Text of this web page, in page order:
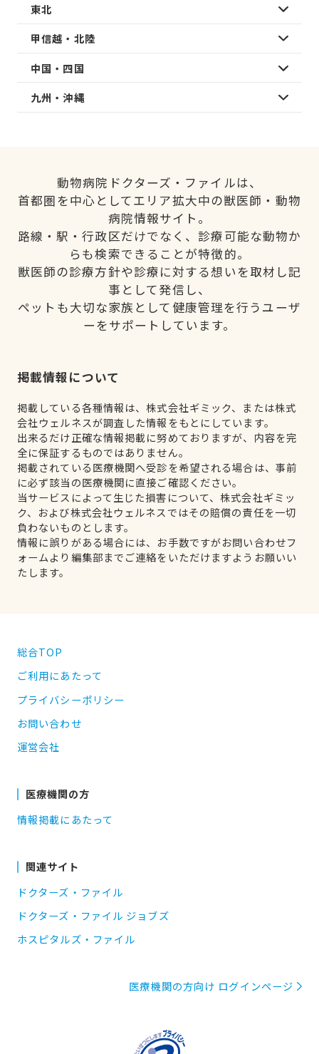
東北
甲信越・北陸
中国・四国
九州・沖縄
動物病院ドクターズ・ファイルは、
首都圏を中心としてエリア拡大中の獣医師・動物
病院情報サイト。
路線・駅・行政区だけでなく、診療可能な動物か
らも検索できることが特徴的。
獣医師の診療方針や診療に対する想いを取材し記
事として発信し、
ペットも大切な家族として健康管理を行うユーザ
ーをサポートしています。
掲載情報について
掲載している各種情報は、株式会社ギミック、または株式
会社ウェルネスが調査した情報をもとにしています。
出来るだけ正確な情報掲載に努めておりますが、内容を完
全に保証するものではありません。
掲載されている医療機関へ受診を希望される場合は、事前
に必ず該当の医療機関に直接ご確認ください。
当サービスによって生じた損害について、株式会社ギミッ
ク、および株式会社ウェルネスではその賠償の責任を一切
負わないものとします。
情報に誤りがある場合には、お手数ですがお問い合わせフ
ォームより編集部までご連絡をいただけますようお願いい
たします。
総合TOP
ご利用にあたって
プライバシーポリシー
お問い合わせ
運営会社
医療機関の方
情報掲載にあたって
関連サイト
ドクターズ・ファイル
ドクターズ・ファイル ジョブズ
ホスピタルズ・ファイル
医療機関の方向け ログインページ